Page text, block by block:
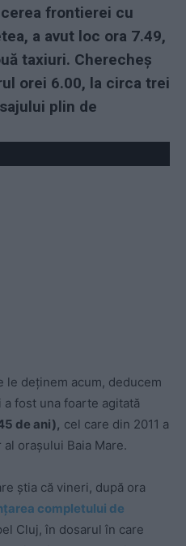
frontierei cu
a avut loc ora 7.49,
taxiuri. Cherecheș
orei 6.00, la circa trei
plin de
le deținem acum, deducem
fost una foarte agitată
de ani), cel care din 2011 a
orașului Baia Mare.
știa că vineri, după ora
completului de
Cluj, în dosarul în care